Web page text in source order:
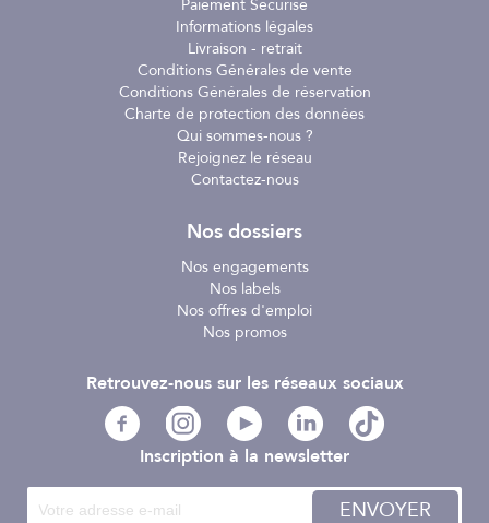
Paiement Sécurisé
Informations légales
Livraison - retrait
Conditions Générales de vente
Conditions Générales de réservation
Charte de protection des données
Qui sommes-nous ?
Rejoignez le réseau
Contactez-nous
Nos dossiers
Nos engagements
Nos labels
Nos offres d'emploi
Nos promos
Inscription à la newsletter
ENVOYER
Retrouvez-nous sur les réseaux sociaux